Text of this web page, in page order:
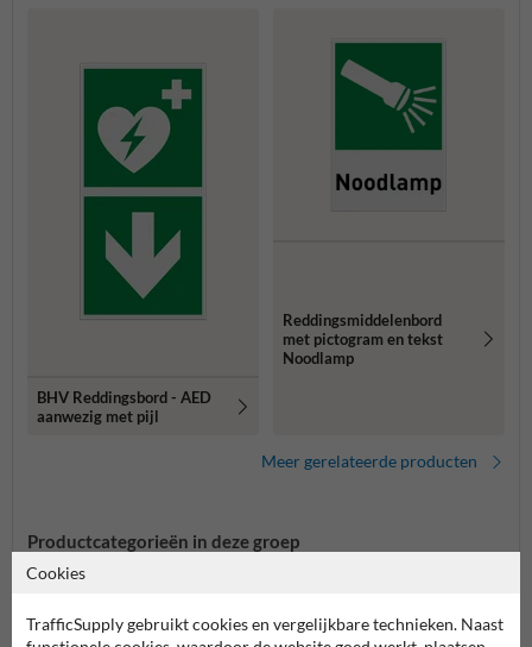
BHV Reddingsbord - AED
aanwezig met pijl
Reddingsmiddelenbord
met pictogram en tekst
Noodlamp
Meer gerelateerde producten
Productcategorieën in deze groep
Cookies
TrafficSupply gebruikt cookies en vergelijkbare technieken. Naast